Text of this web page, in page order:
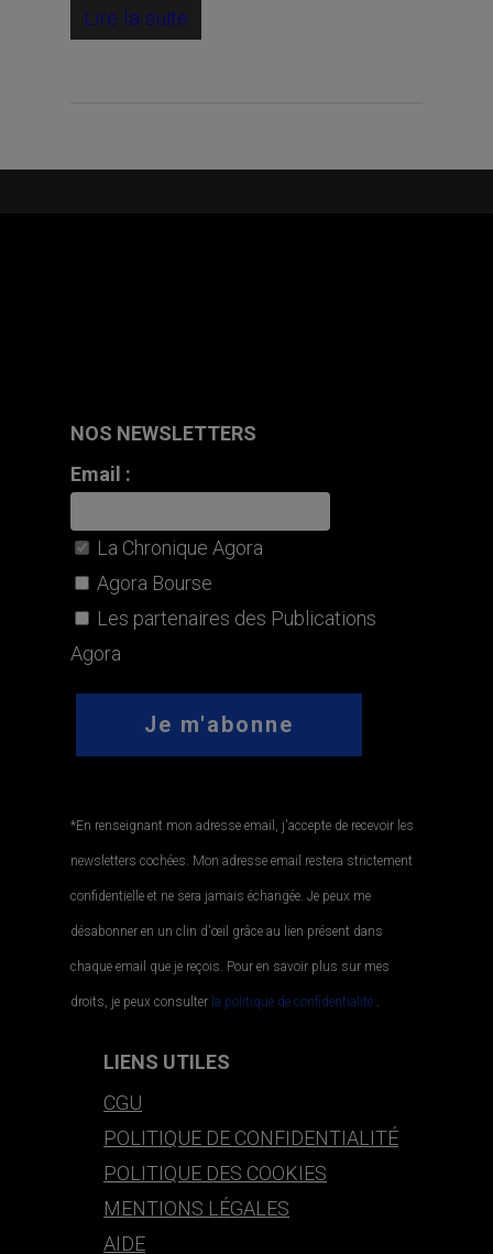
Lire la suite
NOS NEWSLETTERS
Email :
La Chronique Agora
Agora Bourse
Les partenaires des Publications
Agora
*En renseignant mon adresse email, j'accepte de recevoir les
newsletters cochées. Mon adresse email restera strictement
confidentielle et ne sera jamais échangée. Je peux me
désabonner en un clin d'œil grâce au lien présent dans
chaque email que je reçois. Pour en savoir plus sur mes
droits, je peux consulter la politique de confidentialité..
LIENS UTILES
CGU
POLITIQUE DE CONFIDENTIALITÉ
POLITIQUE DES COOKIES
MENTIONS LÉGALES
AIDE